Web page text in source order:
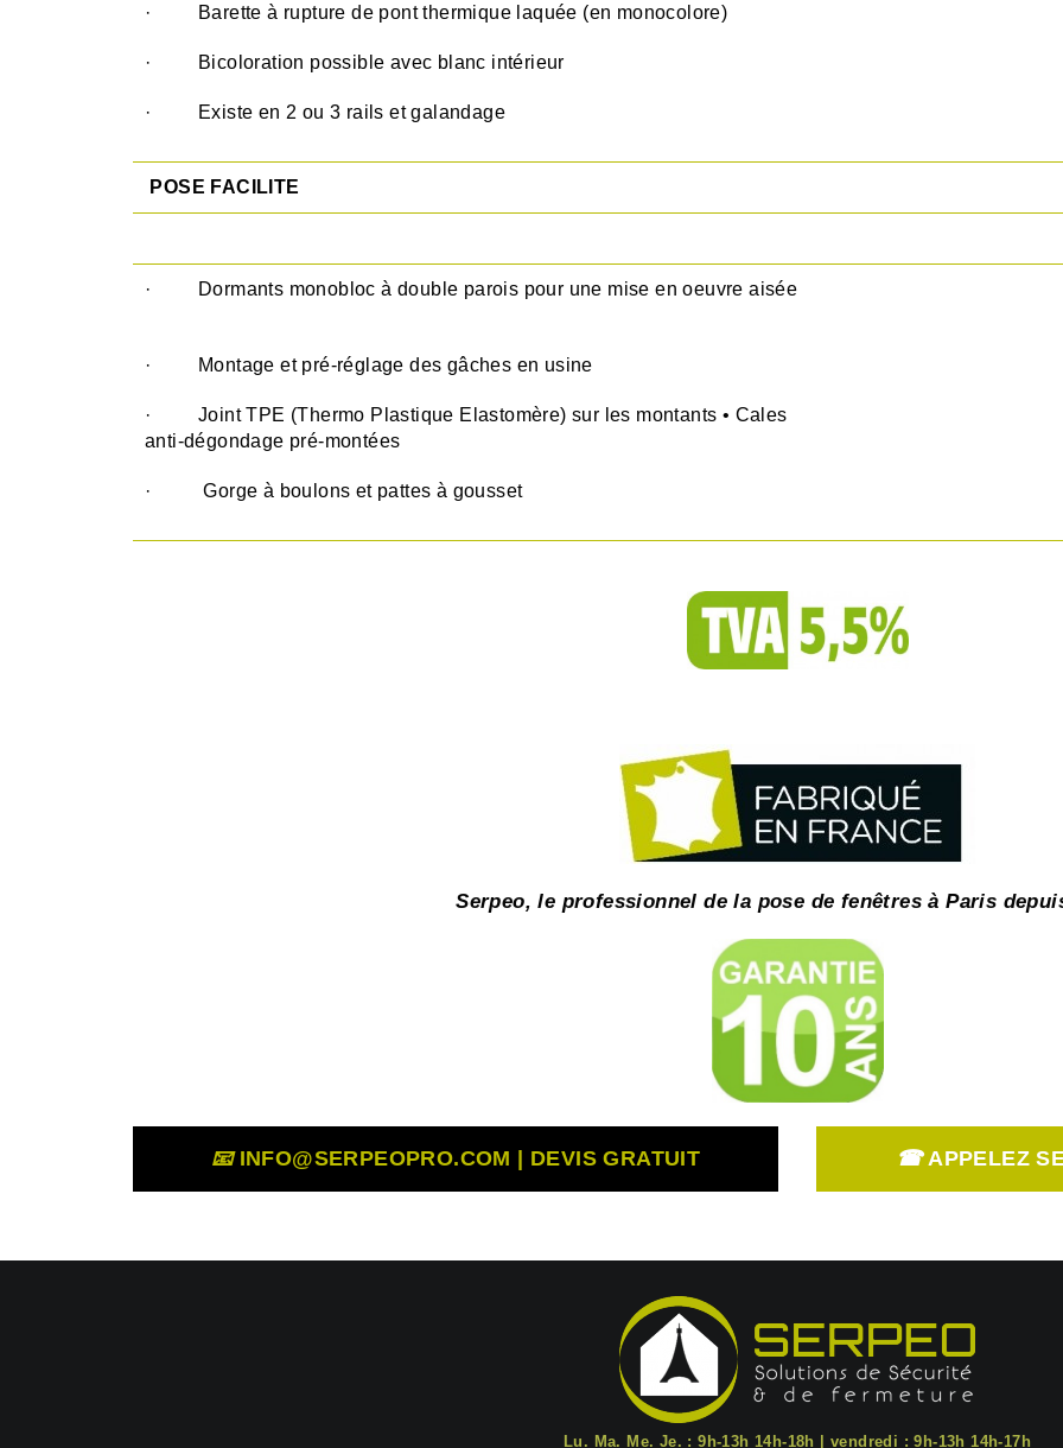
· Barette à rupture de pont thermique laquée (en monocolore)
· Bicoloration possible avec blanc intérieur
· Existe en 2 ou 3 rails et galandage
POSE FACILITE
· Dormants monobloc à double parois pour une mise en oeuvre aisée
· Montage et pré-réglage des gâches en usine
· Joint TPE (Thermo Plastique Elastomère) sur les montants • Cales
anti-dégondage pré-montées
· Gorge à boulons et pattes à gousset
Serpeo, le professionnel de la pose de fenêtres à Paris
📧INFO@SERPEOPRO.COM | DEVIS GRATUIT ☎APPELEZ
Lu. Ma. Me. Je. : 9h-13h 14h-18h | vendredi : 9h-13h 14h-17h